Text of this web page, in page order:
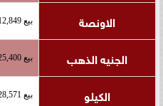
الاونصة بيع 112,849 شراء 114,626
الجنيه الذهب بيع 25,400 شراء 25,800
الكيلو بيع 3,628,571 شراء 3,685,714